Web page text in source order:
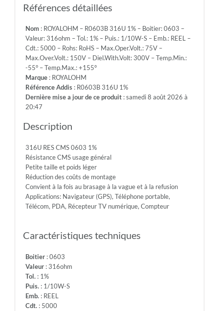
-
5000
-
Rohs:
RoHS
-
Max.Oper.Volt.:
75V
Max.Over.Volt.:
-
Temp.Min.:
-55°
-
Temp.Max.:
+155°
Références détaillées
Nom: ROYALOHM – R0603B 316U 1% – Boitier: 0603 –
Valeur: 316ohm – Tol.: 1% – Puis.: 1/10W-S – Emb.: REEL –
Cdt.: 5000 – Rohs: RoHS – Max.Oper.Volt.: 75V –
Max.Over.Volt.: 150V – Diel.With.Volt: 300V – Temp.Min.:
-55° – Temp.Max.: +155°
Marque: ROYALOHM
Référence Addis: R0603B 316U 1%
Dernière mise a jour de ce produit: samedi 8 août 2026 à
20:47
Description
316U RES CMS 0603 1%
Résistance CMS usage général
Petite taille et poids léger
Réduction des coûts de montage
Convient à la fois au brasage à la vague et à la refusion
Applications: Navigateur (GPS), Téléphone portable,
Télécom, PDA, Récepteur TV numérique, Compteur
Caractéristiques techniques
Boitier: 0603
Valeur: 316ohm
Tol.: 1%
Puis.: 1/10W-S
Emb.: REEL
Cdt.: 5000